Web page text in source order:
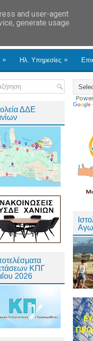
» Ηλ. Υπηρεσίες »
ΔΔΕ
ΚΠΓ
2026
and user-agent
generate usage